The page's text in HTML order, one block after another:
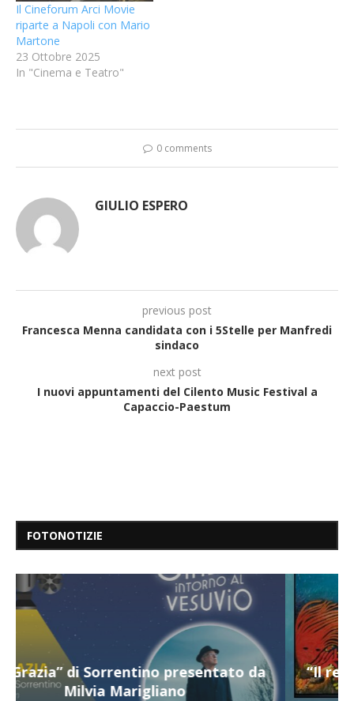
Il Cineforum Arci Movie
riparte a Napoli con Mario
Martone
23 Ottobre 2025
In "Cinema e Teatro"
0 comments
GIULIO ESPERO
previous post
Francesca Menna candidata con i 5Stelle per Manfredi
sindaco
next post
I nuovi appuntamenti del Cilento Music Festival a
Capaccio-Paestum
FOTONOTIZIE
“Il respiro del mare”, personale di Terry
Mangiatordi